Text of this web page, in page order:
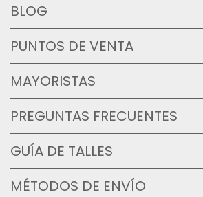
BLOG
PUNTOS DE VENTA
MAYORISTAS
PREGUNTAS FRECUENTES
GUÍA DE TALLES
MÉTODOS DE ENVÍO